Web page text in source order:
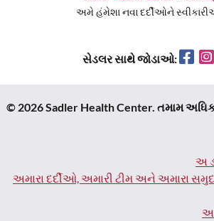
અમે હંમેશા નવા દર્દીઓને
સેડલર સાથે જોડાઓ:
© 2026 Sadler Health Center. તમામ
અ
અમારા દર્દીઓ, અમારી ટીમ અને અમારા